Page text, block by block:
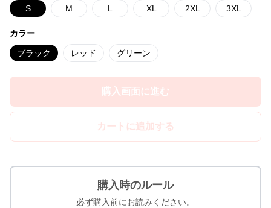
S M L XL 2XL 3XL
カラー
ブラック レッド グリーン
購入画面に進む
カートに追加する
購入時のルール
必ず購入前にお読みください。